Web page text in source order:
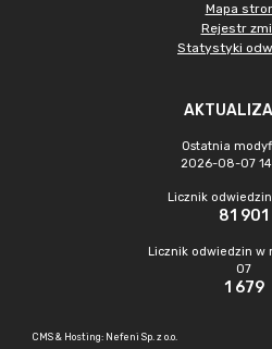
Mapa
Rejestr
Statystyki
Ostatnia
2026-08-07
Licznik
81 901
Licznik odwiedzin w
07
1 679
CMS & Hosting: Nefeni Sp. z o.o.